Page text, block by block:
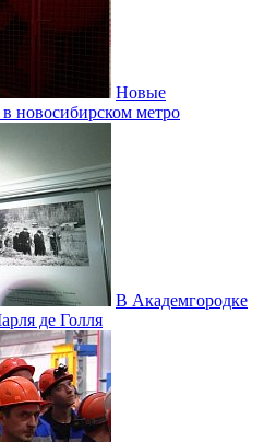
Новые
новосибирском метро
В Академгородке
де Голля